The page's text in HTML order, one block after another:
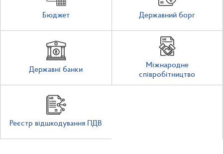
Бюджет Державний борг
Державні банки
Міжнародне
співробітництво
Реєстр відшкодування ПДВ